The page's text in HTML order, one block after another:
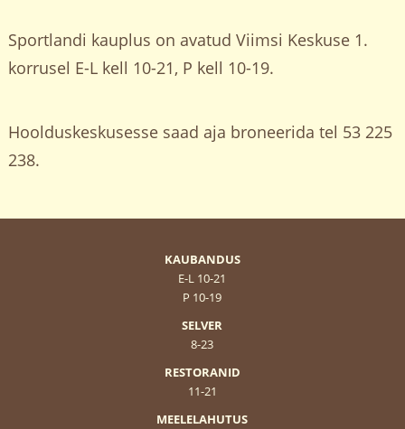
Sportlandi kauplus on avatud Viimsi Keskuse 1.
korrusel E-L kell 10-21, P kell 10-19.
Hoolduskeskusesse saad aja broneerida tel 53 225
238.
KAUBANDUS
E-L 10-21
P 10-19
SELVER
8-23
RESTORANID
11-21
MEELELAHUTUS